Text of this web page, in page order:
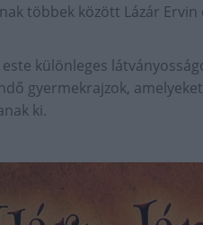
többek között Lázár Ervin
különleges
gyermekrajzok,
ki.